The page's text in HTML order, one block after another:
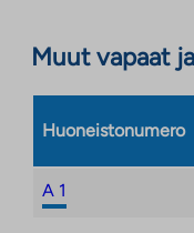
Muut vapaat
Huoneistonumero
A 1